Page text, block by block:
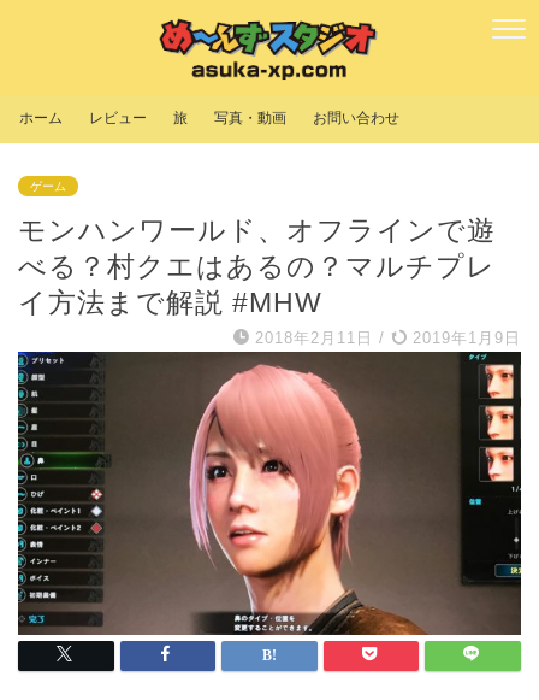
ホーム レビュー 旅 写真・動画 お問い合わせ
ゲーム
モンハンワールド、オフラインで遊
べる？村クエはあるの？マルチプレ
イ方法まで解説 #MHW
2018年2月11日 / 2019年1月9日